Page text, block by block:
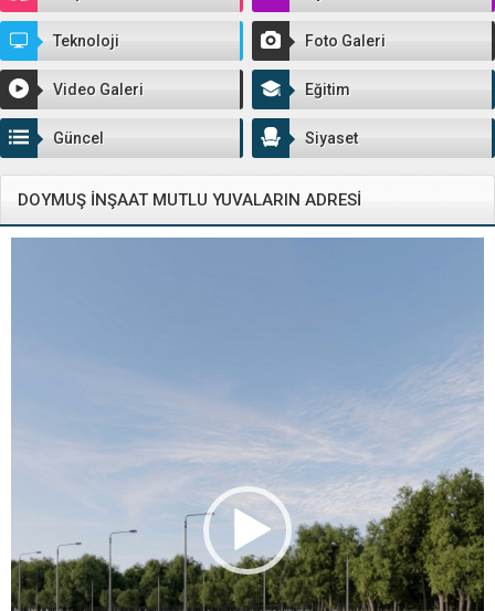
Teknoloji Foto Galeri
Video Galeri Eğitim
Güncel Siyaset
DOYMUŞ İNŞAAT MUTLU YUVALARIN ADRESİ